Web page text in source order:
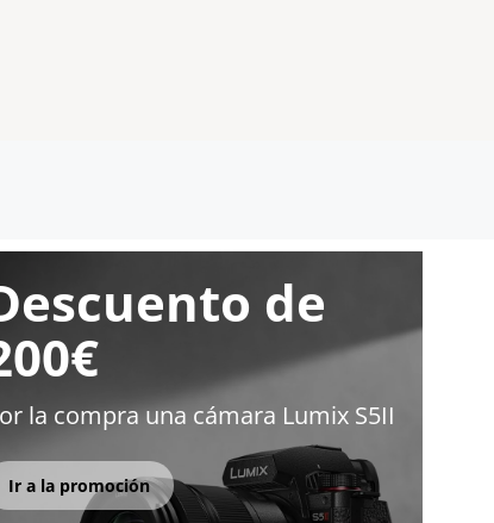
de
la compra una cámara Lumix S5II
Ir a la promoción